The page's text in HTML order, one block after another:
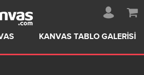
KANVAS TABLO GALERISI